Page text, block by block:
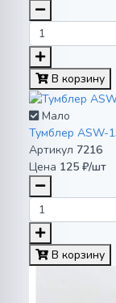
В корзину
Мало
Тумблер ASW-
Артикул 7216
Цена 125 ₽/шт
В корзину